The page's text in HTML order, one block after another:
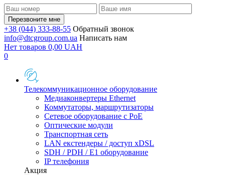
Перезвоните мне
+38 (044) 333-88-55 Обратный звонок
info@dtcgroup.com.ua Написать нам
Нет товаров 0,00 UAH
0
Телекоммуникационное оборудование
Медиаконвертеры Ethernet
Коммутаторы, маршрутизаторы
Сетевое оборудование с PoE
Оптические модули
Транспортная сеть
LAN екстендеры / доступ xDSL
SDH / PDH / E1 оборудование
IP телефония
Акция